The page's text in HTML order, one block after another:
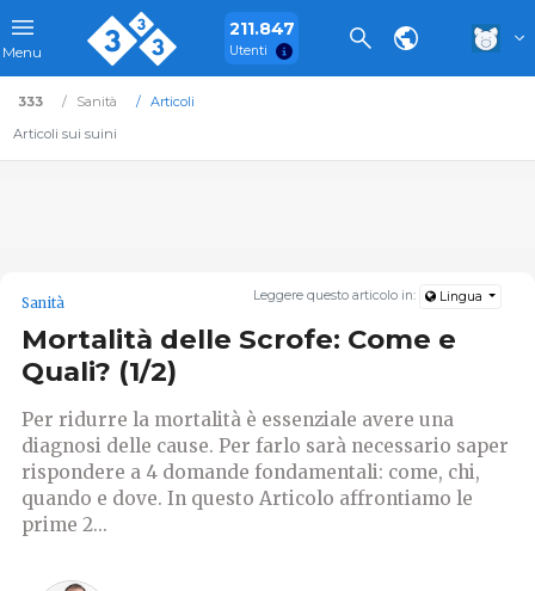
Menu
211.847
Utenti
333 Sanità
Articoli
Articoli sui suini
Leggere questo articolo in: Lingua
Sanità
Mortalità delle Scrofe: Come e
Quali? (1/2)
Per ridurre la mortalità è essenziale avere una
diagnosi delle cause. Per farlo sarà necessario saper
rispondere a 4 domande fondamentali: come, chi,
quando e dove. In questo Articolo affrontiamo le
prime 2...